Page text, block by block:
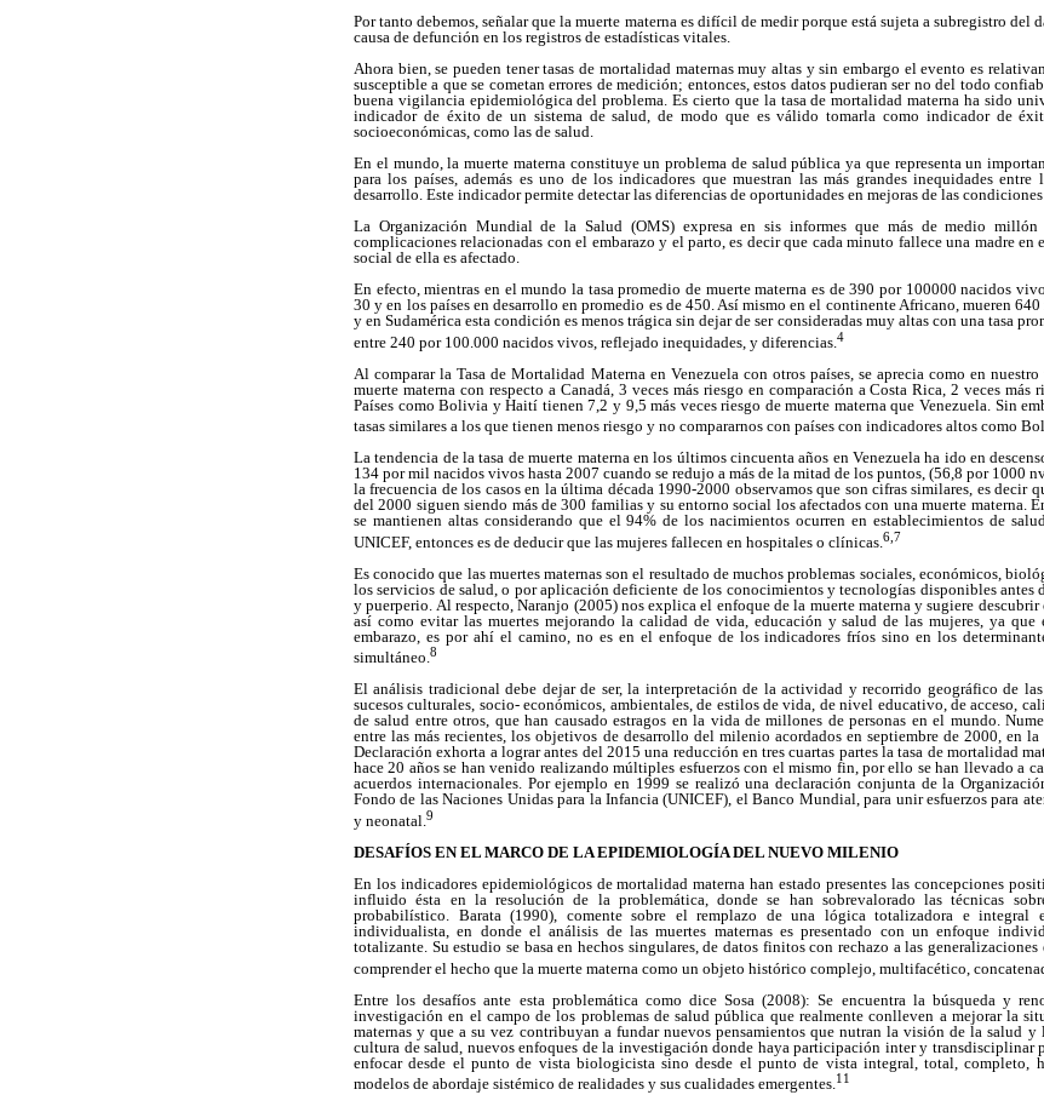
Por tanto debemos, señalar que la muerte materna es difícil de medir porque está sujeta a subregistro del
causa de defunción en los registros de estadísticas vitales.
Ahora bien, se pueden tener tasas de mortalidad maternas muy altas y sin embargo el evento es
susceptible a que se cometan errores de medición; entonces, estos datos pudieran ser no del todo
buena vigilancia epidemiológica del problema. Es cierto que la tasa de mortalidad materna ha sido
indicador de éxito de un sistema de salud, de modo que es válido tomarla como indicador de
socioeconómicas, como las de salud.
En el mundo, la muerte materna constituye un problema de salud pública ya que representa un
para los países, además es uno de los indicadores que muestran las más grandes inequidades
desarrollo. Este indicador permite detectar las diferencias de oportunidades en mejoras de las
La Organización Mundial de la Salud (OMS) expresa en sis informes que más de medio millón
complicaciones relacionadas con el embarazo y el parto, es decir que cada minuto fallece una madre
social de ella es afectado.
En efecto, mientras en el mundo la tasa promedio de muerte materna es de 390 por 100000 nacidos
30 y en los países en desarrollo en promedio es de 450. Así mismo en el continente Africano, mueren
y en Sudamérica esta condición es menos trágica sin dejar de ser consideradas muy altas con una tasa
entre 240 por 100.000 nacidos vivos, reflejado inequidades, y diferencias. 4
Al comparar la Tasa de Mortalidad Materna en Venezuela con otros países, se aprecia como en
muerte materna con respecto a Canadá, 3 veces más riesgo en comparación a Costa Rica, 2 veces más
Países como Bolivia y Haití tienen 7,2 y 9,5 más veces riesgo de muerte materna que Venezuela. Sin
tasas similares a los que tienen menos riesgo y no compararnos con países con indicadores altos como
La tendencia de la tasa de muerte materna en los últimos cincuenta años en Venezuela ha ido en
134 por mil nacidos vivos hasta 2007 cuando se redujo a más de la mitad de los puntos, (56,8 por 1000
la frecuencia de los casos en la última década 1990-2000 observamos que son cifras similares, es decir
del 2000 siguen siendo más de 300 familias y su entorno social los afectados con una muerte materna.
se mantienen altas considerando que el 94% de los nacimientos ocurren en establecimientos de
UNICEF, entonces es de deducir que las mujeres fallecen en hospitales o clínicas. 6,7
Es conocido que las muertes maternas son el resultado de muchos problemas sociales, económicos,
los servicios de salud, o por aplicación deficiente de los conocimientos y tecnologías disponibles antes
y puerperio. Al respecto, Naranjo (2005) nos explica el enfoque de la muerte materna y sugiere descubrir
así como evitar las muertes mejorando la calidad de vida, educación y salud de las mujeres, ya
embarazo, es por ahí el camino, no es en el enfoque de los indicadores fríos sino en los
simultáneo.8
El análisis tradicional debe dejar de ser, la interpretación de la actividad y recorrido geográfico de las
sucesos culturales, socio- económicos, ambientales, de estilos de vida, de nivel educativo, de acceso,
de salud entre otros, que han causado estragos en la vida de millones de personas en el mundo.
entre las más recientes, los objetivos de desarrollo del milenio acordados en septiembre de 2000, en
Declaración exhorta a lograr antes del 2015 una reducción en tres cuartas partes la tasa de mortalidad
hace 20 años se han venido realizando múltiples esfuerzos con el mismo fin, por ello se han llevado a
acuerdos internacionales. Por ejemplo en 1999 se realizó una declaración conjunta de la
Fondo de las Naciones Unidas para la Infancia (UNICEF), el Banco Mundial, para unir esfuerzos para
y neonatal. 9
DESAFÍOS EN EL MARCO DE LA EPIDEMIOLOGÍA DEL NUEVO MILENIO
En los indicadores epidemiológicos de mortalidad materna han estado presentes las concepciones
influido ésta en la resolución de la problemática, donde se han sobrevalorado las técnicas
probabilístico. Barata (1990), comente sobre el remplazo de una lógica totalizadora e
individualista, en donde el análisis de las muertes maternas es presentado con un enfoque
totalizante. Su estudio se basa en hechos singulares, de datos finitos con rechazo a las
comprender el hecho que la muerte materna como un objeto histórico complejo, multifacético,
Entre los desafíos ante esta problemática como dice Sosa (2008): Se encuentra la búsqueda y
investigación en el campo de los problemas de salud pública que realmente conlleven a mejorar la
maternas y que a su vez contribuyan a fundar nuevos pensamientos que nutran la visión de la salud y
cultura de salud, nuevos enfoques de la investigación donde haya participación inter y transdisciplinar
enfocar desde el punto de vista biologicista sino desde el punto de vista integral, total, completo,
modelos de abordaje sistémico de realidades y sus cualidades emergentes.11